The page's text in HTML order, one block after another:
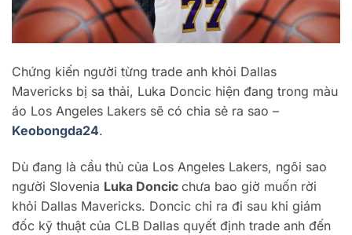
Chứng kiến người từng trade anh khỏi Dallas
Mavericks bị sa thải, Luka Doncic hiện đang trong màu
áo Los Angeles Lakers sẽ có chia sẻ ra sao –
Keobongda24.
Dù đang là cầu thủ của Los Angeles Lakers, ngôi sao
người Slovenia Luka Doncic chưa bao giờ muốn rời
khỏi Dallas Mavericks. Doncic chỉ ra đi sau khi giám
đốc kỹ thuật của CLB Dallas quyết định trade anh đến